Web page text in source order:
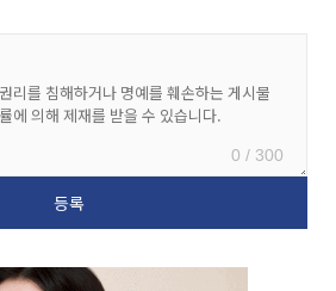
0 / 300